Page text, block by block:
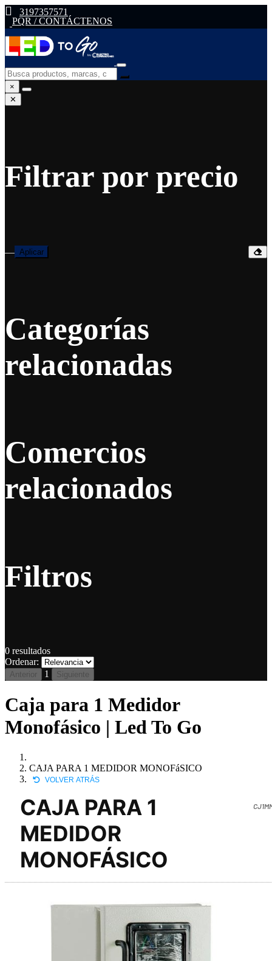
3197357571
PQR / CONTÁCTENOS
×
✕
Filtrar por precio
— Aplicar
Categorías
relacionadas
Comercios
relacionados
Filtros
0 resultados
Ordenar:
Anterior 1 Siguiente
Caja para 1 Medidor
Monofásico | Led To Go
CAJA PARA 1 MEDIDOR MONOFáSICO
VOLVER ATRÁS
CAJA PARA 1
MEDIDOR
MONOFÁSICO